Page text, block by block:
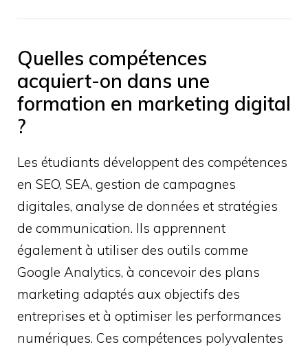
Quelles compétences
acquiert-on dans une
formation en marketing digital
?
Les étudiants développent des compétences
en SEO, SEA, gestion de campagnes
digitales, analyse de données et stratégies
de communication. Ils apprennent
également à utiliser des outils comme
Google Analytics, à concevoir des plans
marketing adaptés aux objectifs des
entreprises et à optimiser les performances
numériques. Ces compétences polyvalentes